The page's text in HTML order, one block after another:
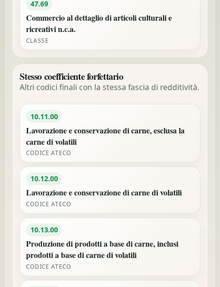
47.69
Commercio al dettaglio di articoli culturali e
ricreativi n.c.a.
CLASSE
Stesso coefficiente forfettario
Altri codici finali con la stessa fascia di redditività.
10.11.00
Lavorazione e conservazione di carne, esclusa la
carne di volatili
CODICE ATECO
10.12.00
Lavorazione e conservazione di carne di volatili
CODICE ATECO
10.13.00
Produzione di prodotti a base di carne, inclusi
prodotti a base di carne di volatili
CODICE ATECO